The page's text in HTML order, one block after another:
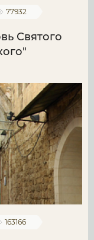
77932
Святого
163166